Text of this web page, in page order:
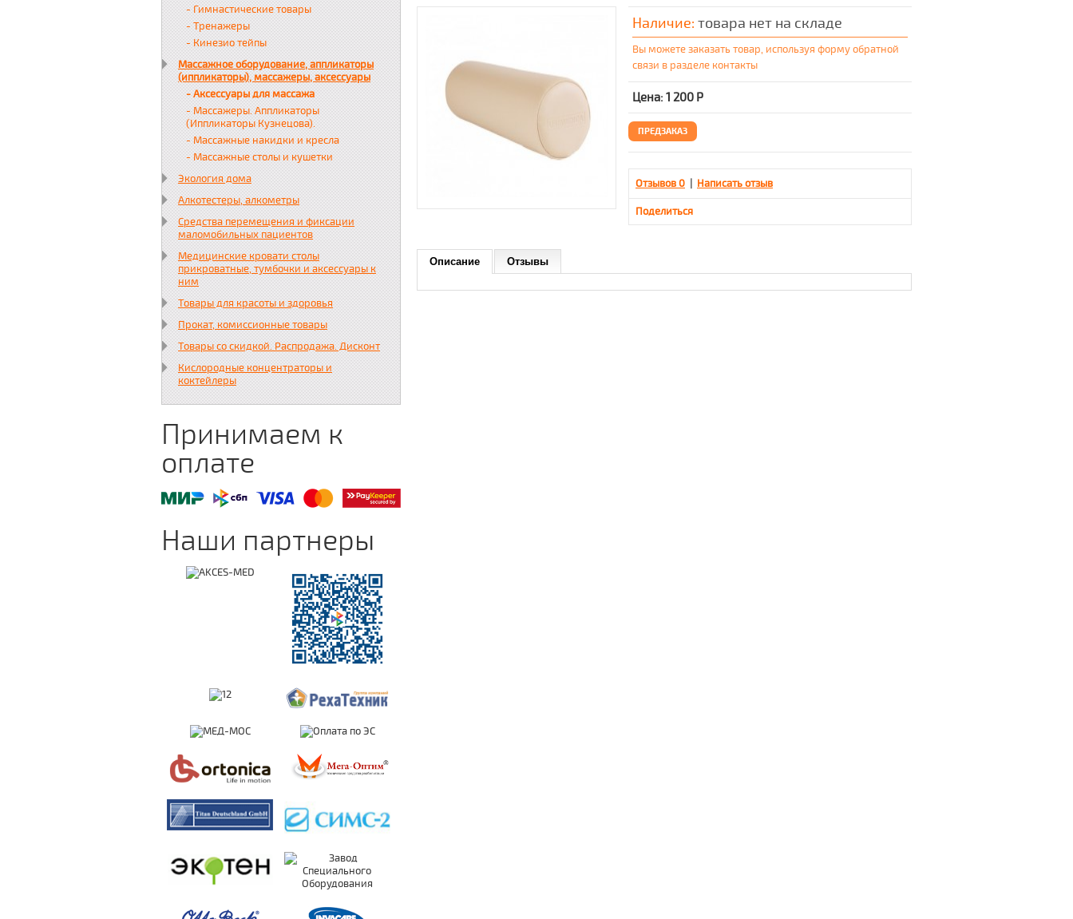
- Гимнастические товары
- Тренажеры
- Кинезио тейпы
Массажное оборудование, аппликаторы
(иппликаторы), массажеры, аксессуары
- Аксессуары для массажа
- Массажеры. Аппликаторы
(Иппликаторы Кузнецова).
- Массажные накидки и кресла
- Массажные столы и кушетки
Экология дома
Алкотестеры, алкометры
Средства перемещения и фиксации
маломобильных пациентов
Медицинские кровати столы
прикроватные, тумбочки и аксессуары к
ним
Товары для красоты и здоровья
Прокат, комиссионные товары
Товары со скидкой. Распродажа. Дисконт
Кислородные концентраторы и
коктейлеры
Принимаем к
оплате
Наши партнеры
Наличие: товара нет на складе
Вы можете заказать товар, используя форму обратной
связи в разделе контакты
Цена: 1 200 Р
ПРЕДЗАКАЗ
Отзывов 0 Написать отзыв
Поделиться
Описание Отзывы